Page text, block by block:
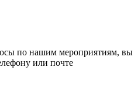
по нашим мероприятиям, вы
или почте